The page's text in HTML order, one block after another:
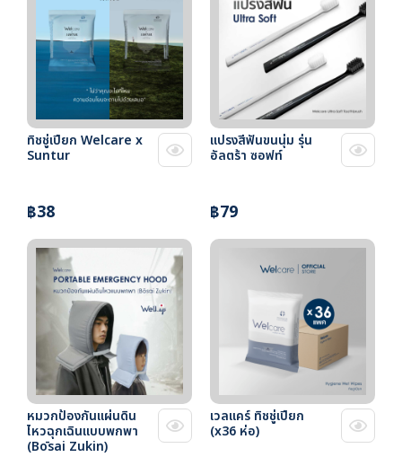
ทิชชู่เปียก Welcare x
Suntur
฿38
แปรงสีฟันขนนุ่ม รุ่น
อัลตร้า ซอฟท์
฿79
หมวกป้องกันแผ่นดิน
ไหวฉุกเฉินแบบพกพา
(Bōsai Zukin)
เวลแคร์ ทิชชู่เปียก
(x36 ห่อ)